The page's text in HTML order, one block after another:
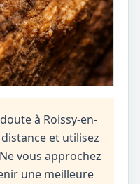
à Roissy-en-
et utilisez
vous approchez
une meilleure